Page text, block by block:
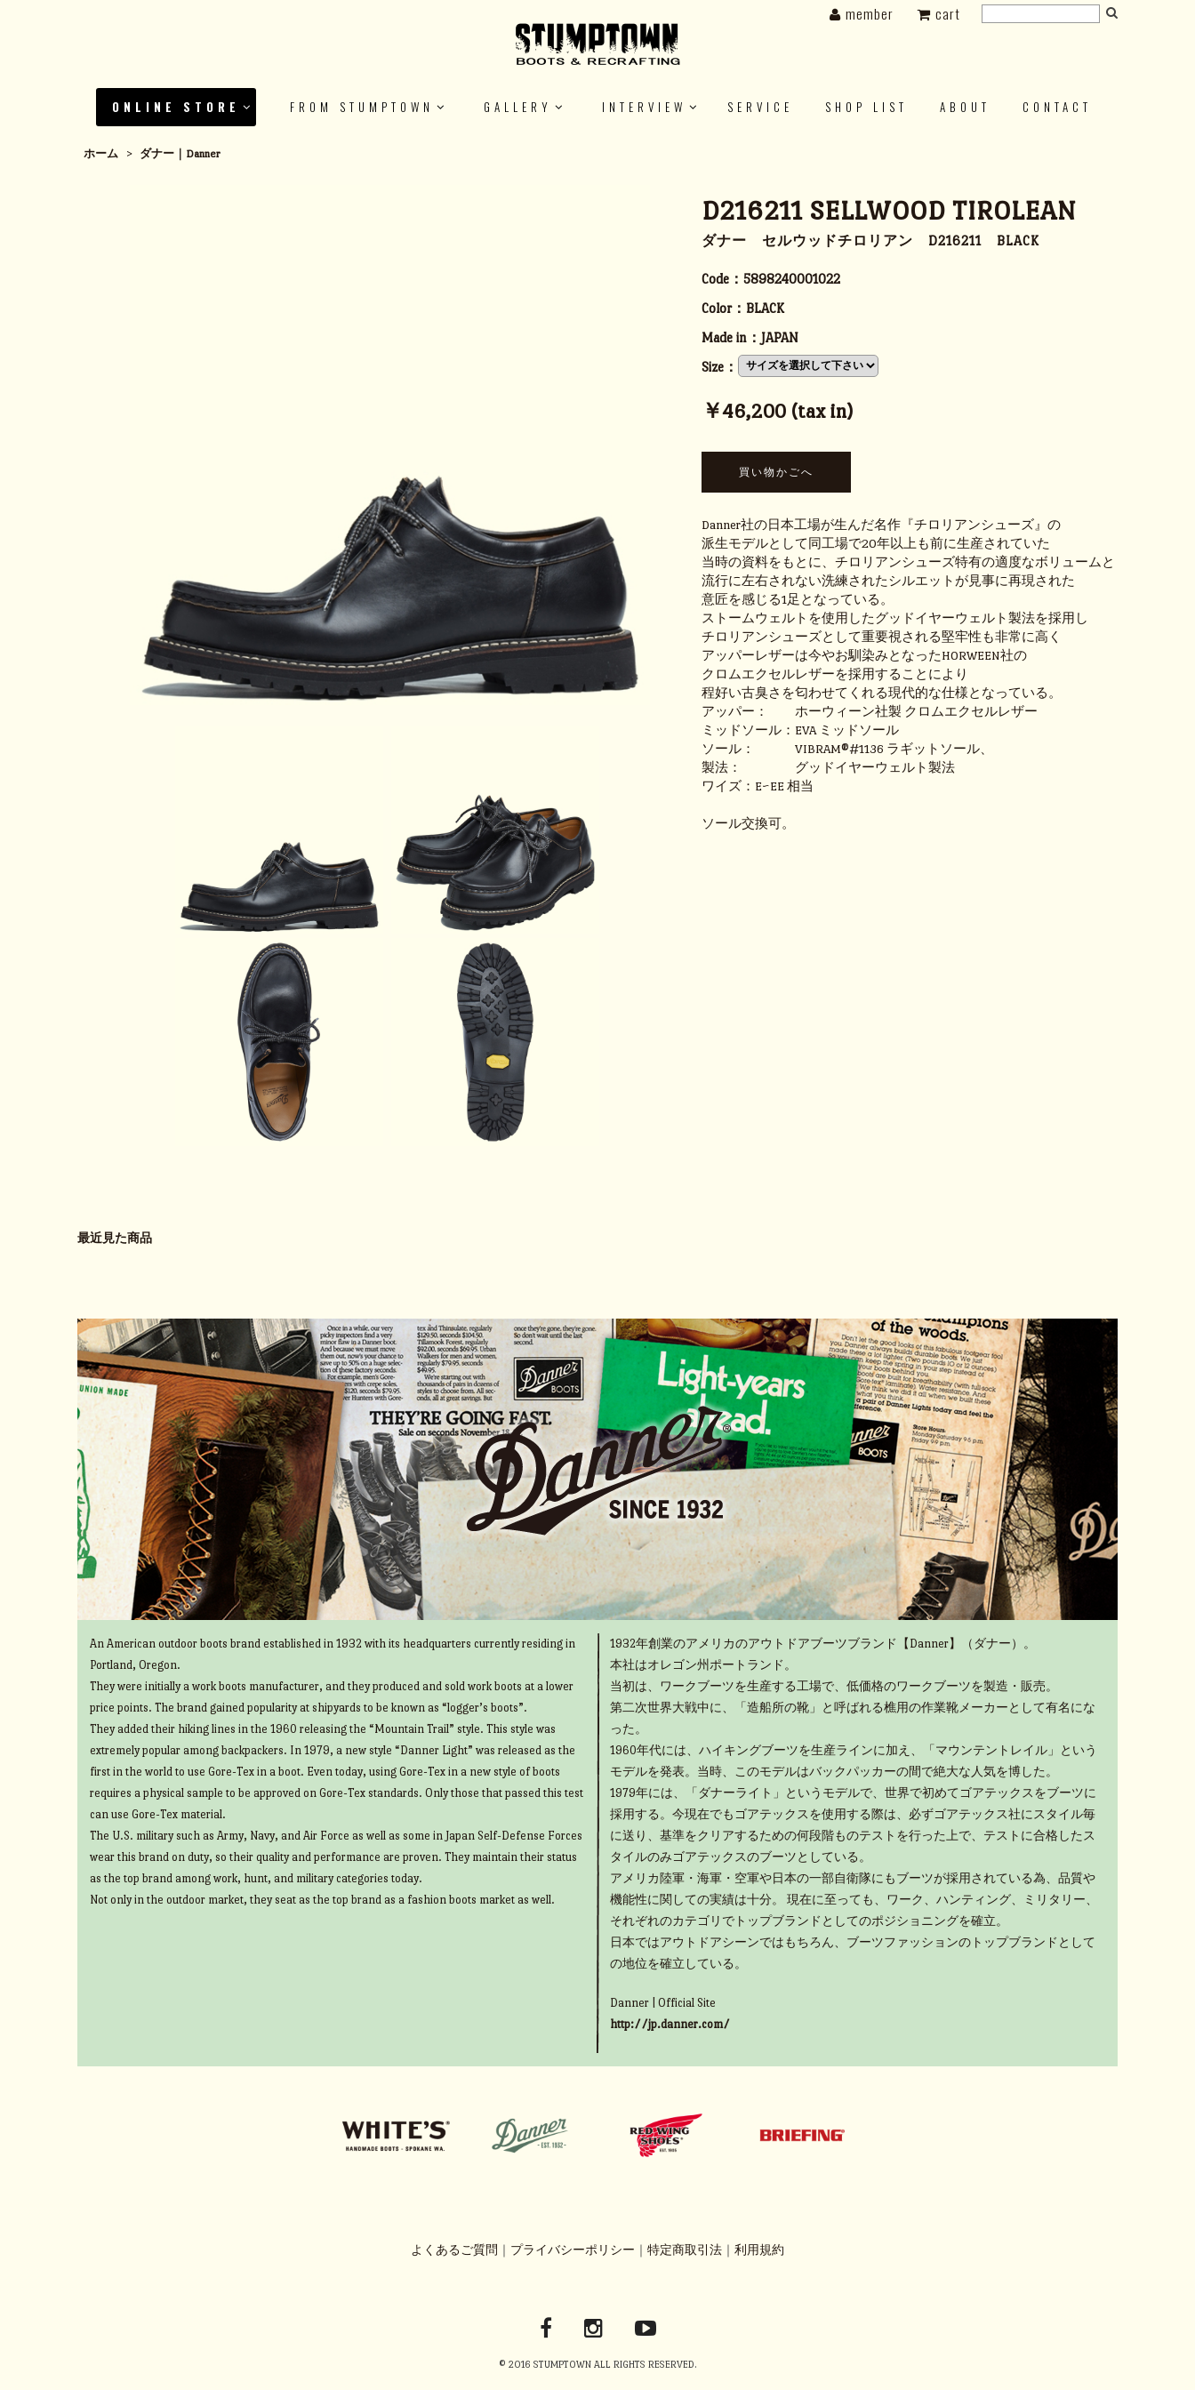
ONLINE STORE FROM STUMPTOWN GALLERY INTERVIEW SERVICE SHOP LIST ABOUT CONTACT
member cart
ホーム > ダナー｜Danner
D216211 SELLWOOD TIROLEAN
ダナー セルウッドチロリアン D216211 BLACK
Code： 5898240001022
Color： BLACK
Made in： JAPAN
Size：
￥46,200 (tax in)
Danner社の日本工場が生んだ名作『チロリアンシューズ』の
派生モデルとして同工場で20年以上も前に生産されていた
当時の資料をもとに、チロリアンシューズ特有の適度なボリュームと
流行に左右されない洗練されたシルエットが見事に再現された
意匠を感じる1足となっている。
ストームウェルトを使用したグッドイヤーウェルト製法を採用し
チロリアンシューズとして重要視される堅牢性も非常に高く
アッパーレザーは今やお馴染みとなったHORWEEN社の
クロムエクセルレザーを採用することにより
程好い古臭さを匂わせてくれる現代的な仕様となっている。
アッパー： ホーウィーン社製 クロムエクセルレザー
ミッドソール：EVA ミッドソール
ソール： VIBRAM®#1136 ラギットソール、
製法： グッドイヤーウェルト製法
ワイズ：E~EE 相当
ソール交換可。
最近見た商品
An American outdoor boots brand established in 1932 with its headquarters currently residing in
Portland, Oregon.
They were initially a work boots manufacturer, and they produced and sold work boots at a lower
price points. The brand gained popularity at shipyards to be known as “logger’s boots”.
They added their hiking lines in the 1960 releasing the “Mountain Trail” style. This style was
extremely popular among backpackers. In 1979, a new style “Danner Light” was released as the
first in the world to use Gore-Tex in a boot. Even today, using Gore-Tex in a new style of boots
requires a physical sample to be approved on Gore-Tex standards. Only those that passed this test
can use Gore-Tex material.
The U.S. military such as Army, Navy, and Air Force as well as some in Japan Self-Defense Forces
wear this brand on duty, so their quality and performance are proven. They maintain their status
as the top brand among work, hunt, and military categories today.
Not only in the outdoor market, they seat as the top brand as a fashion boots market as well.
1932年創業のアメリカのアウトドアブーツブランド【Danner】（ダナー）。
本社はオレゴン州ポートランド。
当初は、ワークブーツを生産する工場で、低価格のワークブーツを製造・販売。
第二次世界大戦中に、「造船所の靴」と呼ばれる樵用の作業靴メーカーとして有名にな
った。
1960年代には、ハイキングブーツを生産ラインに加え、「マウンテントレイル」という
モデルを発表。当時、このモデルはバックパッカーの間で絶大な人気を博した。
1979年には、「ダナーライト」というモデルで、世界で初めてゴアテックスをブーツに
採用する。今現在でもゴアテックスを使用する際は、必ずゴアテックス社にスタイル毎
に送り、基準をクリアするための何段階ものテストを行った上で、テストに合格したス
タイルのみゴアテックスのブーツとしている。
アメリカ陸軍・海軍・空軍や日本の一部自衛隊にもブーツが採用されている為、品質や
機能性に関しての実績は十分。 現在に至っても、ワーク、ハンティング、ミリタリー、
それぞれのカテゴリでトップブランドとしてのポジショニングを確立。
日本ではアウトドアシーンではもちろん、ブーツファッションのトップブランドとして
の地位を確立している。
Danner | Official Site
http://jp.danner.com/
よくあるご質問 プライバシーポリシー 特定商取引法 利用規約
© 2016 STUMPTOWN ALL RIGHTS RESERVED.